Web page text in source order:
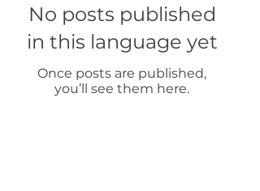
No posts published
in this language yet
Once posts are published,
you’ll see them here.